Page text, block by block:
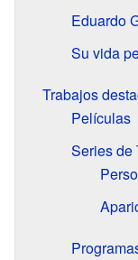
Eduardo
Su vida
Trabajos
Películas
Series de